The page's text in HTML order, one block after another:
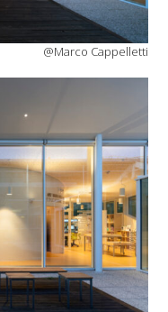
@Marco Cappelletti